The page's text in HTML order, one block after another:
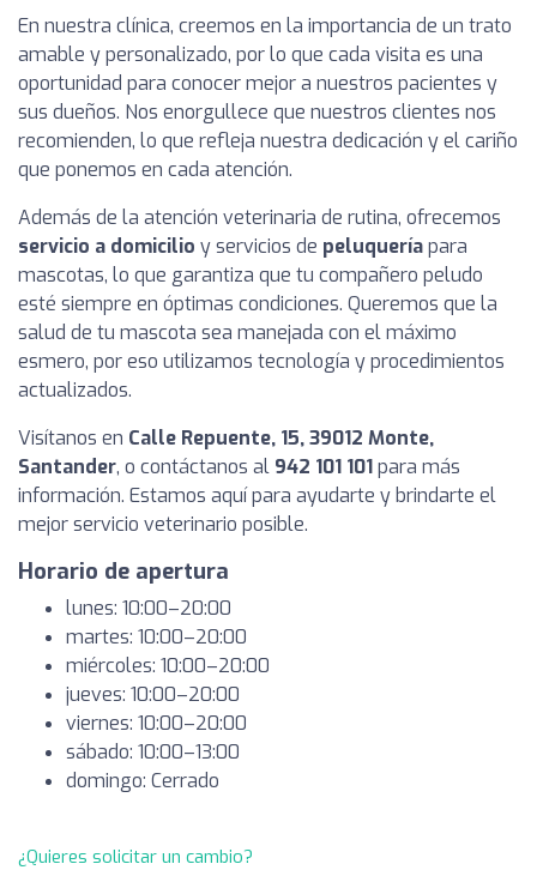
En nuestra clínica, creemos en la importancia de un trato
amable y personalizado, por lo que cada visita es una
oportunidad para conocer mejor a nuestros pacientes y
sus dueños. Nos enorgullece que nuestros clientes nos
recomienden, lo que refleja nuestra dedicación y el cariño
que ponemos en cada atención.
Además de la atención veterinaria de rutina, ofrecemos
servicio a domicilio y servicios de peluqueríapara
mascotas, lo que garantiza que tu compañero peludo
esté siempre en óptimas condiciones. Queremos que la
salud de tu mascota sea manejada con el máximo
esmero, por eso utilizamos tecnología y procedimientos
actualizados.
Visítanos en Calle Repuente, 15, 39012 Monte,
Santander, o contáctanos al 942 101 101para más
información. Estamos aquí para ayudarte y brindarte el
mejor servicio veterinario posible.
Horario de apertura
lunes: 10:00–20:00
martes: 10:00–20:00
miércoles: 10:00–20:00
jueves: 10:00–20:00
viernes: 10:00–20:00
sábado: 10:00–13:00
domingo: Cerrado
¿Quieres solicitar un cambio?